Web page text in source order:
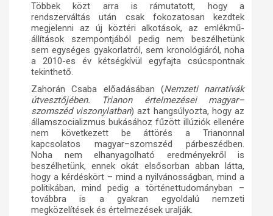
Többek közt arra is rámutatott, hogy a
rendszerváltás után csak fokozatosan kezdtek
megjelenni az új köztéri alkotások, az emlékmű-
állítások szempontjából pedig nem beszélhetünk
sem egységes gyakorlatról, sem kronológiáról, noha
a 2010-es év kétségkívül egyfajta csúcspontnak
tekinthető.
Zahorán Csaba előadásában (Nemzeti narratívák
útvesztőjében. Trianon értelmezései magyar–
szomszéd viszonylatban) azt hangsúlyozta, hogy az
államszocializmus bukásához fűzött illúziók ellenére
nem következett be áttörés a Trianonnal
kapcsolatos magyar–szomszéd párbeszédben.
Noha nem elhanyagolható eredményekről is
beszélhetünk, ennek okát elsősorban abban látta,
hogy a kérdéskört – mind a nyilvánosságban, mind a
politikában, mind pedig a történettudományban –
továbbra is a gyakran egyoldalú nemzeti
megközelítések és értelmezések uralják.